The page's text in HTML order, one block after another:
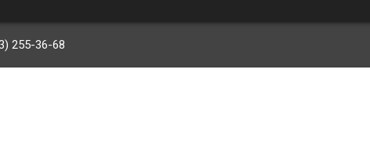
255-36-68